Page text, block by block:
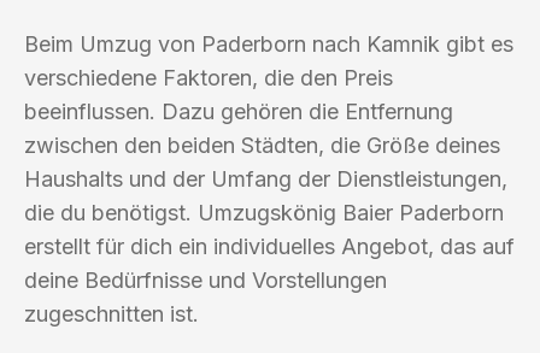
Beim Umzug von Paderborn nach Kamnik gibt es
verschiedene Faktoren, die den Preis
beeinflussen. Dazu gehören die Entfernung
zwischen den beiden Städten, die Größe deines
Haushalts und der Umfang der Dienstleistungen,
die du benötigst. Umzugskönig Baier Paderborn
erstellt für dich ein individuelles Angebot, das auf
deine Bedürfnisse und Vorstellungen
zugeschnitten ist.